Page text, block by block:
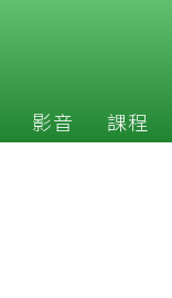
影音 課程